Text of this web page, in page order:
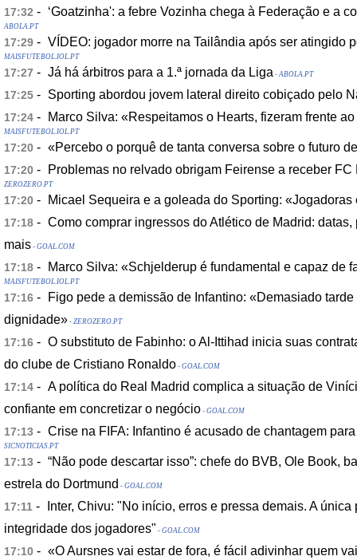
17:32 - ‘Goatzinha': a febre Vozinha chega à Federação e a
ABOLA.PT
17:29 - VÍDEO: jogador morre na Tailândia após ser atingido
MAISFUTEBOL.IOL.PT
17:27 - Já há árbitros para a 1.ª jornada da Liga - ABOLA.PT
17:25 - Sporting abordou jovem lateral direito cobiçado pelo
17:24 - Marco Silva: «Respeitamos o Hearts, fizeram frente
MAISFUTEBOL.IOL.PT
17:20 - «Percebo o porquê de tanta conversa sobre o futuro
17:20 - Problemas no relvado obrigam Feirense a receber
ZEROZERO.PT
17:20 - Micael Sequeira e a goleada do Sporting: «Jogadoras
17:18 - Como comprar ingressos do Atlético de Madrid:
mais - GOAL.COM
17:18 - Marco Silva: «Schjelderup é fundamental e capaz de
MAISFUTEBOL.IOL.PT
17:16 - Figo pede a demissão de Infantino: «Demasiado
dignidade» - ZEROZERO.PT
17:16 - O substituto de Fabinho: o Al-Ittihad inicia suas
do clube de Cristiano Ronaldo - GOAL.COM
17:14 - A política do Real Madrid complica a situação de
confiante em concretizar o negócio - GOAL.COM
17:13 - Crise na FIFA: Infantino é acusado de chantagem
SICNOTICIAS.PT
17:13 - “Não pode descartar isso”: chefe do BVB, Ole Book,
estrela do Dortmund - GOAL.COM
17:11 - Inter, Chivu: "No início, erros e pressa demais. A única
integridade dos jogadores" - GOAL.COM
17:10 - «O Aursnes vai estar de fora, é fácil adivinhar quem